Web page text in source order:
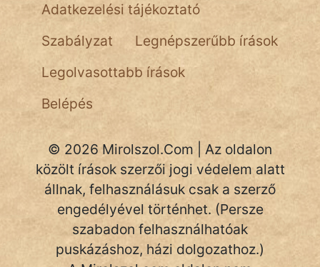
Adatkezelési tájékoztató
Szabályzat
Legnépszerűbb írások
Legolvasottabb írások
Belépés
© 2026 Mirolszol.Com | Az oldalon
közölt írások szerzői jogi védelem alatt
állnak, felhasználásuk csak a szerző
engedélyével történhet. (Persze
szabadon felhasználhatóak
puskázáshoz, házi dolgozathoz.)